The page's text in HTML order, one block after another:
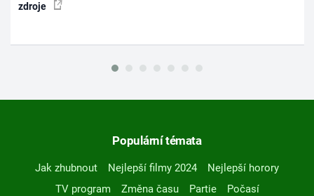
zdroje
Populární témata
Jak zhubnout Nejlepší filmy 2024
Nejlepší horory
TV program
Změna času Partie
Počasí